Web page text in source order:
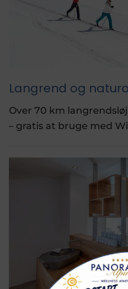
Langrend og
Over 70 km
– gratis at bruge med